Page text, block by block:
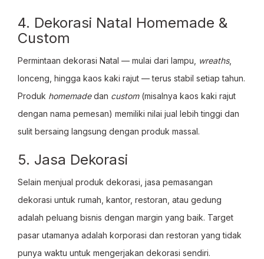
4. Dekorasi Natal Homemade &
Custom
Permintaan dekorasi Natal — mulai dari lampu, wreaths,
lonceng, hingga kaos kaki rajut — terus stabil setiap tahun.
Produk homemadedan custom(misalnya kaos kaki rajut
dengan nama pemesan) memiliki nilai jual lebih tinggi dan
sulit bersaing langsung dengan produk massal.
5. Jasa Dekorasi
Selain menjual produk dekorasi, jasa pemasangan
dekorasi untuk rumah, kantor, restoran, atau gedung
adalah peluang bisnis dengan margin yang baik. Target
pasar utamanya adalah korporasi dan restoran yang tidak
punya waktu untuk mengerjakan dekorasi sendiri.